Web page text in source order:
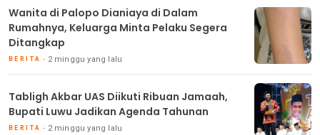
Wanita di Palopo Dianiaya di Dalam
Rumahnya, Keluarga Minta Pelaku Segera
Ditangkap
BERITA 2 minggu yang lalu
Tabligh Akbar UAS Diikuti Ribuan Jamaah,
Bupati Luwu Jadikan Agenda Tahunan
BERITA 2 minggu yang lalu